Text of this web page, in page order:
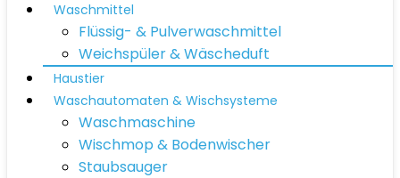
Waschmittel
Flüssig- & Pulverwaschmittel
Weichspüler & Wäscheduft
Haustier
Waschautomaten & Wischsysteme
Waschmaschine
Wischmop & Bodenwischer
Staubsauger